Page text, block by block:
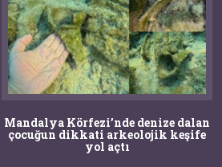
Mandalya Körfezi’nde denize dalan
çocuğun dikkati arkeolojik keşife
yol açtı